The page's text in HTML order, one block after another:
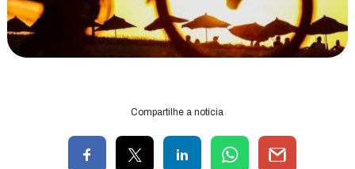
Compartilhe a notícia